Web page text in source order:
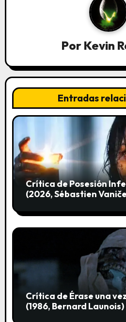
n
d
e
e
n
t
a
a
s
Por Kevin
Entradas
Crítica de Posesión
(2026, Sébastien
Crítica de Érase una
(1986, Bernard Launois)